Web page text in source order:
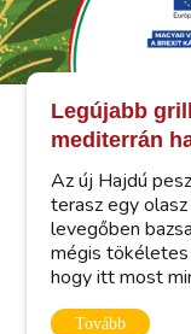
Legújabb
mediterrán
Az új Hajdú
terasz egy
levegőben
mégis tökéletes
hogy itt most
Tovább